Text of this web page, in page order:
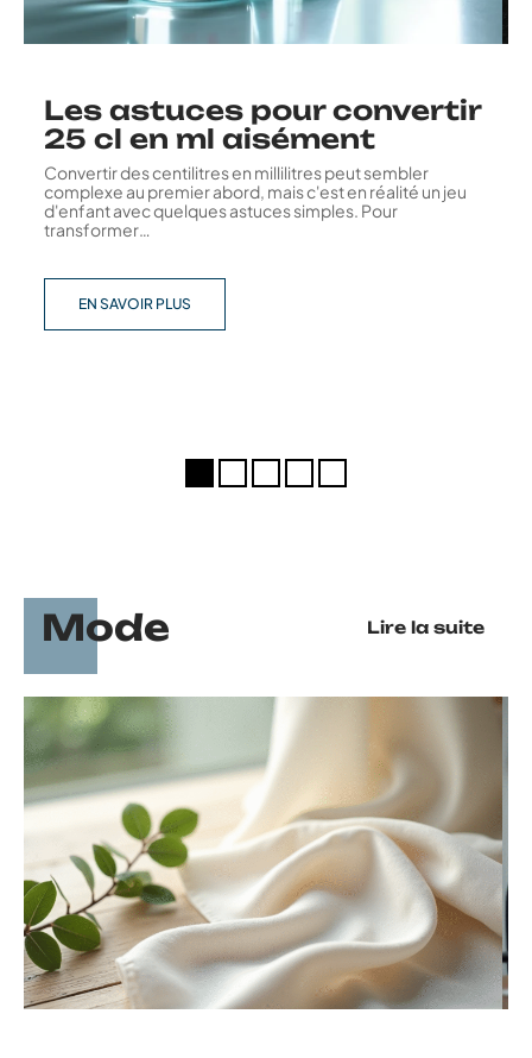
Les astuces pour convertir
25 cl en ml aisément
Convertir des centilitres en millilitres peut sembler
complexe au premier abord, mais c'est en réalité un jeu
d'enfant avec quelques astuces simples. Pour
transformer…
EN SAVOIR PLUS
Mode Lire la suite